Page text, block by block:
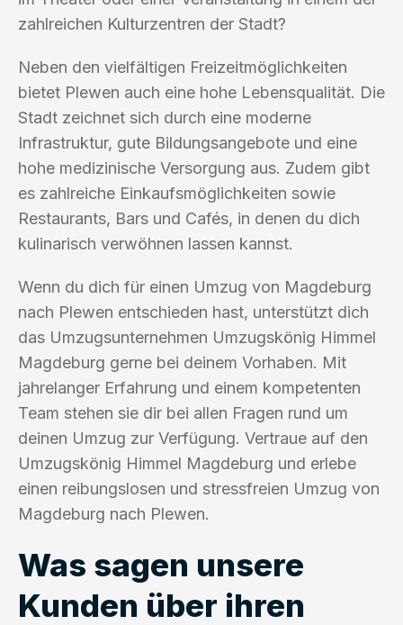
zahlreichen Kulturzentren der Stadt?
Neben den vielfältigen Freizeitmöglichkeiten
bietet Plewen auch eine hohe Lebensqualität. Die
Stadt zeichnet sich durch eine moderne
Infrastruktur, gute Bildungsangebote und eine
hohe medizinische Versorgung aus. Zudem gibt
es zahlreiche Einkaufsmöglichkeiten sowie
Restaurants, Bars und Cafés, in denen du dich
kulinarisch verwöhnen lassen kannst.
Wenn du dich für einen Umzug von Magdeburg
nach Plewen entschieden hast, unterstützt dich
das Umzugsunternehmen Umzugskönig Himmel
Magdeburg gerne bei deinem Vorhaben. Mit
jahrelanger Erfahrung und einem kompetenten
Team stehen sie dir bei allen Fragen rund um
deinen Umzug zur Verfügung. Vertraue auf den
Umzugskönig Himmel Magdeburg und erlebe
einen reibungslosen und stressfreien Umzug von
Magdeburg nach Plewen.
Was sagen unsere
Kunden über ihren